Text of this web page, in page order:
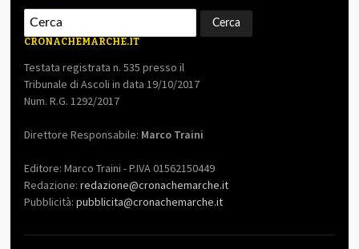
CRONACHEMARCHE.IT
Testata registrata n. 535 presso il
Tribunale di Ascoli in data 19/10/2017
Num. R.G. 1292/2017
Direttore Responsabile: Marco Traini
Editore: Marco Traini - P.IVA 01562150449
Redazione:redazione@cronachemarche.it
Pubblicità:pubblicita@cronachemarche.it